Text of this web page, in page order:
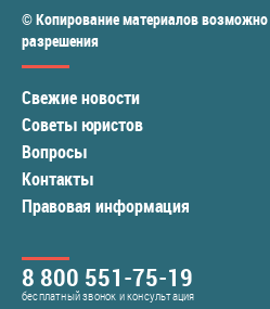
© Копирование материалов возможно
разрешения
Свежие новости
Советы юристов
Вопросы
Контакты
Правовая информация
8 800 551-75-19
бесплатный звонок и консультация